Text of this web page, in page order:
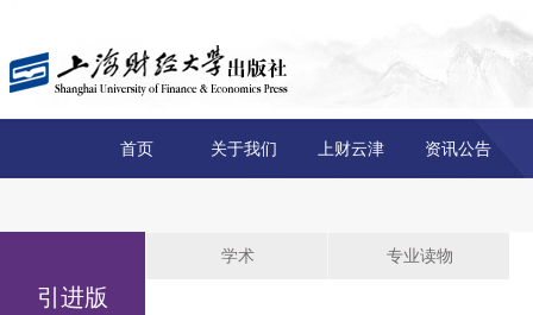
首页 关于我们 上财云津 资讯公告
引进版
学术 专业读物